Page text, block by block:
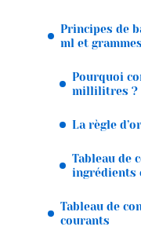
Principes de
ml et grammes
Pourquoi
millilitres ?
La règle
Tableau de
ingrédients
Tableau de
courants